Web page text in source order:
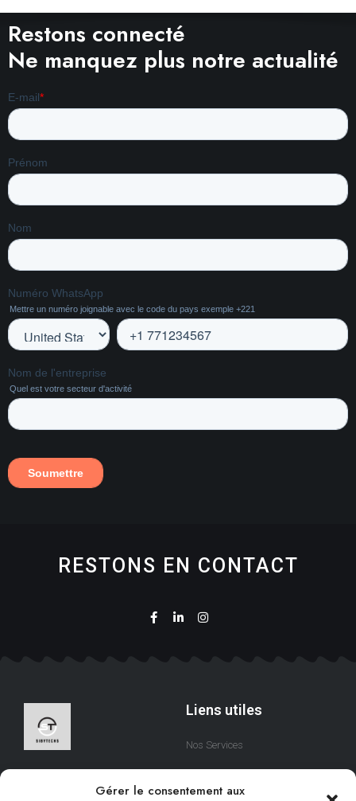
Gérer le consentement aux
Restons connecté
Ne manquez plus notre actualité
RESTONS EN CONTACT
qui s’efforce de créer des
Liens utiles
Nos Services
A Propos